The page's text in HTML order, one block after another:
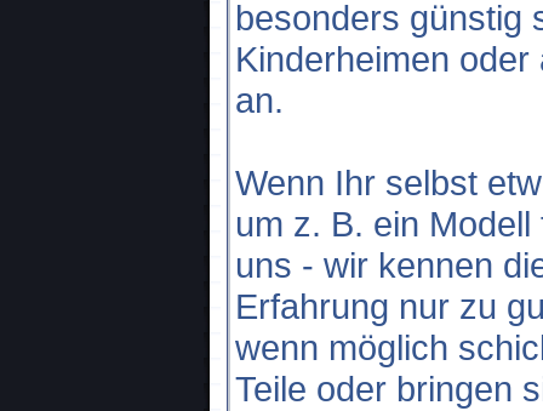
besonders günstig
Kinderheimen
an.
Wenn Ihr selbst
um z. B. ein
uns - wir kennen
Erfahrung nur zu
wenn möglich
Teile oder bringen